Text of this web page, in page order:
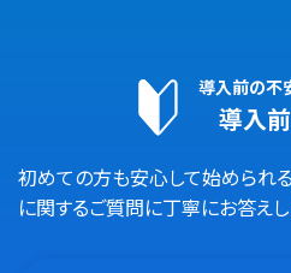
導入前の不
導入
初めての方も安心して始められ
に関するご質問に丁寧にお答えし